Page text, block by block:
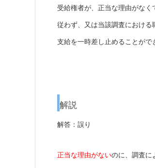
受給権者が、正当な理由がな
従わず、又は当該調査におけ
支給を一時差し止めることがで
解説
解答：誤り
正当な理由がないのに、調査に